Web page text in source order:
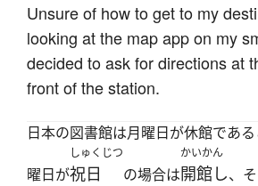
Unsure of how to get to my
looking at the map app on my
decided to ask for directions at
front of the station.
日本の図書館は月曜日が休館であ
曜日が
しゅくじつ
祝日 の場合は
かいかん
開館し、